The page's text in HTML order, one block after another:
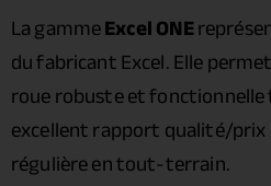
La gammeExcel ONE
du fabricant Excel. Elle
roue robuste et
excellent rapport qualité/
régulière en tout-terrain.